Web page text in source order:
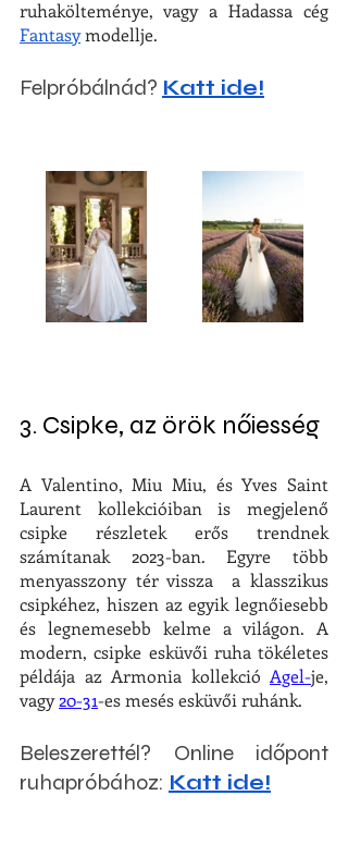
Fantasy modellje.
Felpróbálnád? Katt ide!
3. Csipke, az örök nőiesség
A Valentino, Miu Miu, és Yves Saint
Laurent kollekcióiban is megjelenő
csipke részletek erős trendnek
számítanak 2023-ban. Egyre több
menyasszony tér vissza  a klasszikus
csipkéhez, hiszen az egyik legnőiesebb
és legnemesebb kelme a világon. A
modern, csipke esküvői ruha tökéletes
példája az Armonia kollekció Agel-je,
vagy 20-31-es mesés esküvői ruhánk.
Beleszerettél? Online időpont
ruhapróbához: Katt ide!